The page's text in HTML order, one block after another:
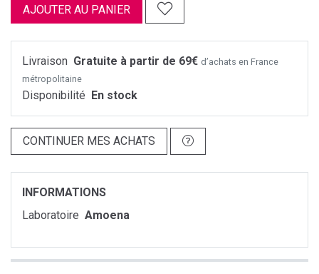
AJOUTER AU PANIER
Livraison Gratuite à partir de 69€ d’achats en France
métropolitaine
Disponibilité En stock
CONTINUER MES ACHATS
INFORMATIONS
Laboratoire Amoena